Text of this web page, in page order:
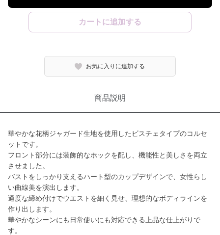
カートに追加する
お気に入りに追加する
商品説明
華やかな花柄ジャガード生地を使用したビスチェタイプのコルセ
ットです。
フロント部分には装飾的なホックを配し、機能性と美しさを両立
させました。
バストをしっかり支えるハート型のカップデザインで、女性らし
い曲線美を演出します。
適度な締め付けでウエストを細く見せ、理想的なボディラインを
作り出します。
華やかなシーンにも日常使いにも対応できる上品な仕上がりで
す。